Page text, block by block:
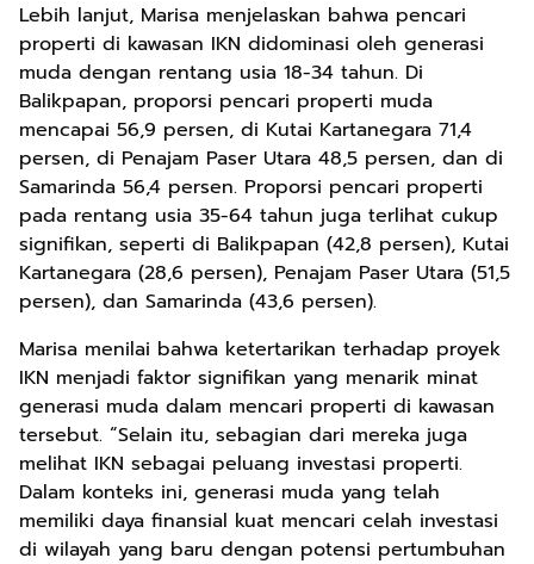
Lebih lanjut, Marisa menjelaskan bahwa pencari
properti di kawasan IKN didominasi oleh generasi
muda dengan rentang usia 18-34 tahun. Di
Balikpapan, proporsi pencari properti muda
mencapai 56,9 persen, di Kutai Kartanegara 71,4
persen, di Penajam Paser Utara 48,5 persen, dan di
Samarinda 56,4 persen. Proporsi pencari properti
pada rentang usia 35-64 tahun juga terlihat cukup
signifikan, seperti di Balikpapan (42,8 persen), Kutai
Kartanegara (28,6 persen), Penajam Paser Utara (51,5
persen), dan Samarinda (43,6 persen).
Marisa menilai bahwa ketertarikan terhadap proyek
IKN menjadi faktor signifikan yang menarik minat
generasi muda dalam mencari properti di kawasan
tersebut. “Selain itu, sebagian dari mereka juga
melihat IKN sebagai peluang investasi properti.
Dalam konteks ini, generasi muda yang telah
memiliki daya finansial kuat mencari celah investasi
di wilayah yang baru dengan potensi pertumbuhan